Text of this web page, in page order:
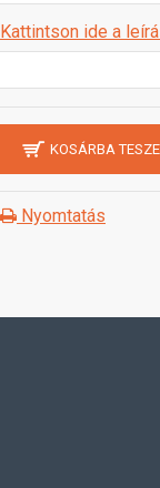
Kattintson ide a
KOSÁRBA
Nyomtatás